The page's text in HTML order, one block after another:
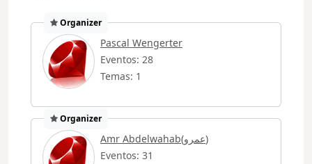
Organizer
Pascal Wengerter
Eventos: 28
Temas: 1
Organizer
Amr Abdelwahab(عمرو)
Eventos: 31